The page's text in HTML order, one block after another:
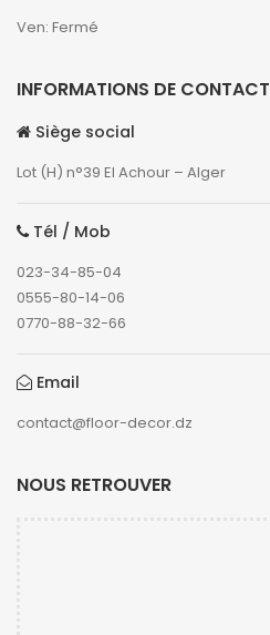
Ven: Fermé
INFORMATIONS DE CONTACT
Siège social
Lot (H) n°39 El Achour – Alger
Tél / Mob
023-34-85-04
0555-80-14-06
0770-88-32-66
Email
contact@floor-decor.dz
NOUS RETROUVER